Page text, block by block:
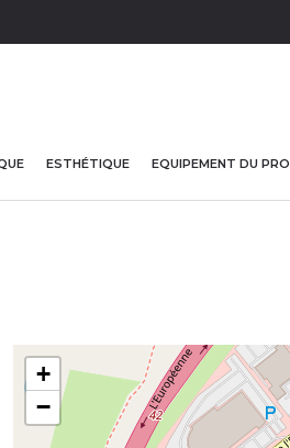
ESTHÉTIQUE EQUIPEMENT DU PRO
+
−